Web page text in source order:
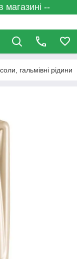
магазині --
гальмівні рідини